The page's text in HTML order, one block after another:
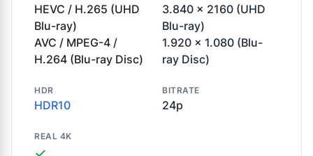
HEVC / H.265 (UHD
Blu-ray)
AVC / MPEG-4 /
H.264 (Blu-ray Disc)
3.840 x 2160 (UHD
Blu-ray)
1.920 x 1.080 (Blu-
ray Disc)
HDR
HDR10
BITRATE
24p
REAL 4K